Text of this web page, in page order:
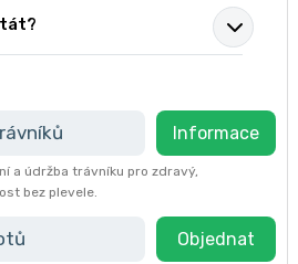
Informace
a údržba trávníku pro zdravý,
bez plevele.
Objednat